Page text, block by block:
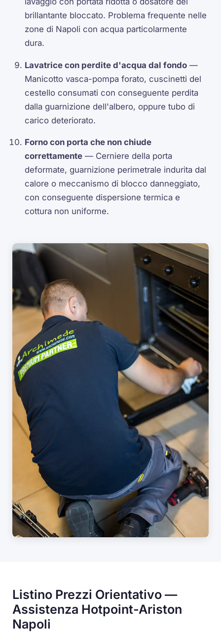
brillantante bloccato. Problema frequente nelle
zone di Napoli con acqua particolarmente
dura.
Lavatrice con perdite d'acqua dal fondo —
Manicotto vasca-pompa forato, cuscinetti del
cestello consumati con conseguente perdita
dalla guarnizione dell'albero, oppure tubo di
carico deteriorato.
Forno con porta che non chiude
correttamente — Cerniere della porta
deformate, guarnizione perimetrale indurita dal
calore o meccanismo di blocco danneggiato,
con conseguente dispersione termica e
cottura non uniforme.
Listino Prezzi Orientativo —
Assistenza Hotpoint-Ariston
Napoli